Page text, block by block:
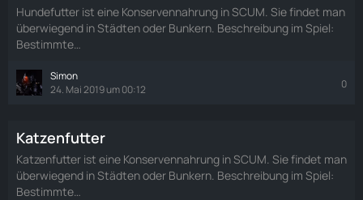
Hundefutter ist eine Konservennahrung in SCUM. Sie findet man
überwiegend in Städten oder Bunkern. Beschreibung im Spiel:
Bestimmte…
Simon
24. Mai 2019 um 00:12
0
Katzenfutter
Katzenfutter ist eine Konservennahrung in SCUM. Sie findet man
überwiegend in Städten oder Bunkern. Beschreibung im Spiel:
Bestimmte…